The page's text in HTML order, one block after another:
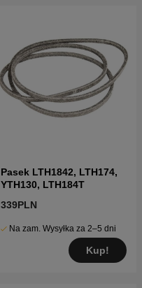
Pasek LTH1842, LTH174,
YTH130, LTH184T
339PLN
Na zam. Wysyłka za 2–5 dni
Kup!